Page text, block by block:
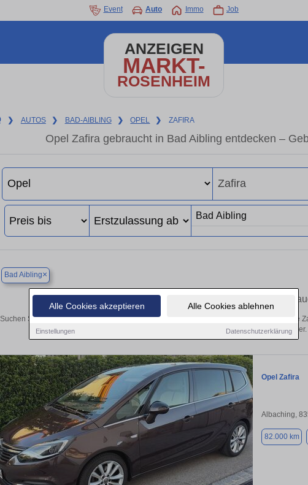
Alle Cookies akzeptieren Alle Cookies ablehnen
Einstellungen Datenschutzerklärung
Event Auto Immo Job
ANZEIGEN
MARKT-
ROSENHEIM
❯ AUTOS ❯ BAD-AIBLING ❯ OPEL ❯ ZAFIRA
Opel Zafira gebraucht in Bad Aibling entdecken –
Bad Aibling×
Finden Sie in Bad Aibling Ihren
Suchen Sie in Bad Aibling einen Opel Zafira Gebrauchtwagen? Entdecken Sie gebrauchte
von privat und vom Händler.
Opel Zafira
Albaching,
82.000 km